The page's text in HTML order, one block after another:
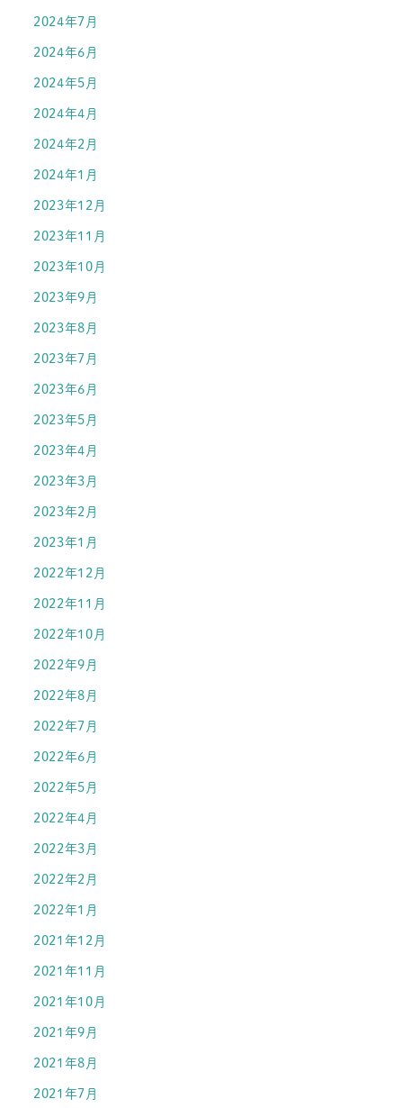
2024年7月
2024年6月
2024年5月
2024年4月
2024年2月
2024年1月
2023年12月
2023年11月
2023年10月
2023年9月
2023年8月
2023年7月
2023年6月
2023年5月
2023年4月
2023年3月
2023年2月
2023年1月
2022年12月
2022年11月
2022年10月
2022年9月
2022年8月
2022年7月
2022年6月
2022年5月
2022年4月
2022年3月
2022年2月
2022年1月
2021年12月
2021年11月
2021年10月
2021年9月
2021年8月
2021年7月